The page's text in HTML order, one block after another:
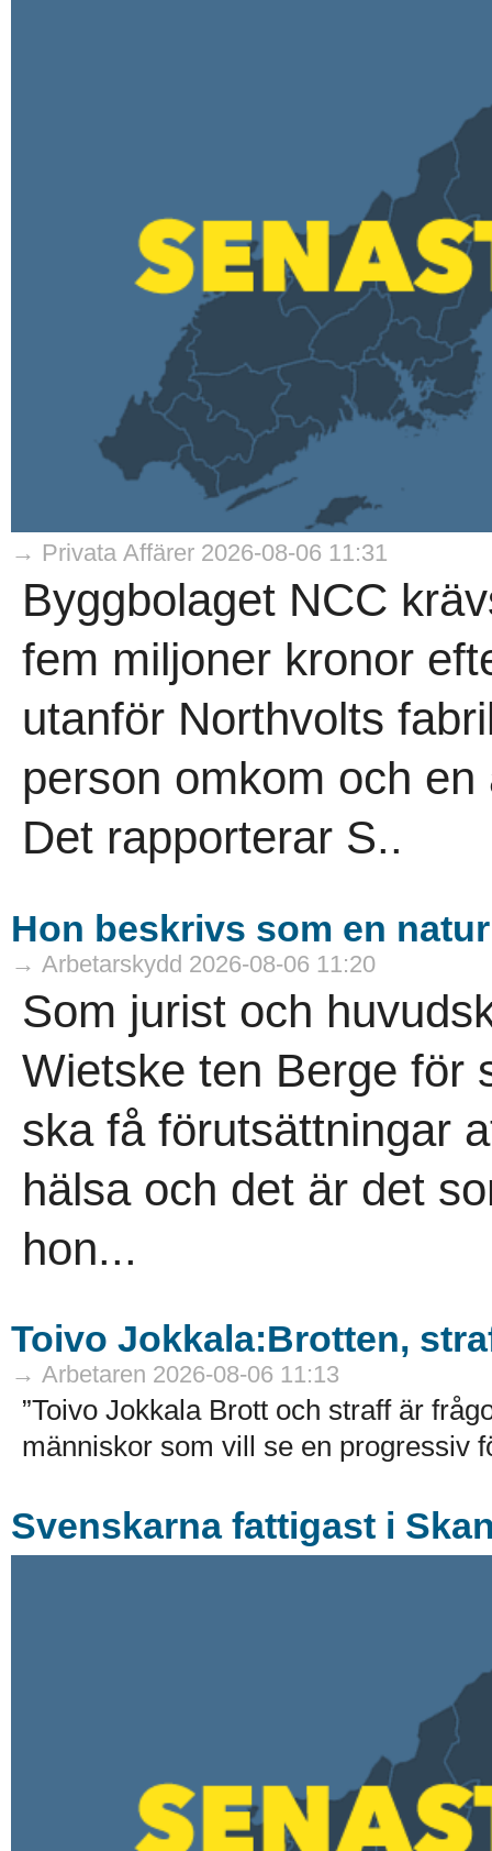
→ Privata Affärer 2026-08-06 11:31
Byggbolaget NCC
fem miljoner kronor
utanför Northvolts
person omkom och
Det rapporterar S..
Hon beskrivs som en
→ Arbetarskydd 2026-08-06 11:20
Som jurist och
Wietske ten Berge för
ska få förutsättningar
hälsa och det är det
hon...
Toivo Jokkala:Brotten,
→ Arbetaren 2026-08-06 11:13
”Toivo Jokkala Brott och straff är
människor som vill se en progressiv
Svenskarna fattigast i